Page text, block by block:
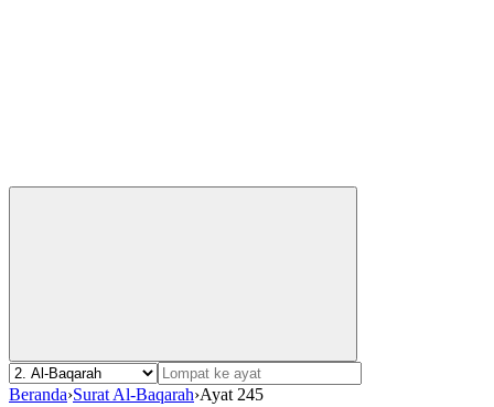
Beranda›Surat Al-Baqarah›Ayat 245